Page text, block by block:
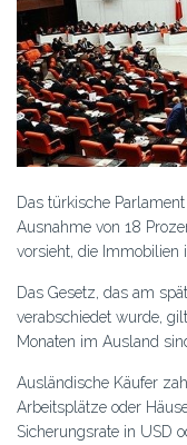
Das türkische
Ausnahme von 18
vorsieht, die Immobilien
Das Gesetz, das am
verabschiedet wurde,
Monaten im Ausland
Ausländische Käufer
Arbeitsplätze oder
Sicherungsrate in USD